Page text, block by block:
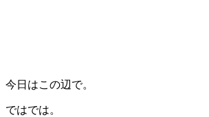
今日はこの辺で。
ではでは。